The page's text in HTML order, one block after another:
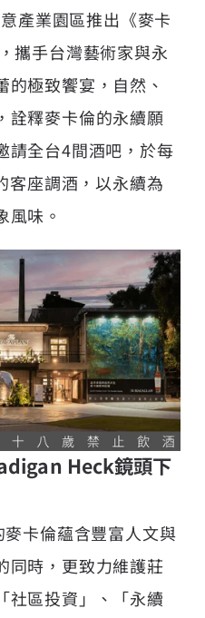
產業園區推出《麥卡
攜手台灣藝術家與永
極致饗宴，自然、
詮釋麥卡倫的永續願
請全台4間酒吧，於每
客座調酒，以永續為
風味。
Heck鏡頭下
卡倫蘊含豐富人文與
同時，更致力維護莊
社區投資」、「永續